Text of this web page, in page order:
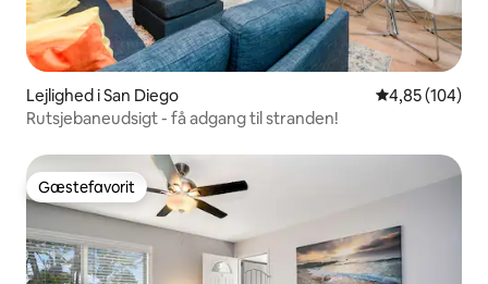
Lejlighed i San Diego 4,85 ud af 5 i
4,85 (104)
Rutsjebaneudsigt - få adgang til stranden!
Gæstefavorit
Gæstefavorit